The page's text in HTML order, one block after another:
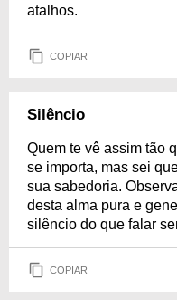
atalhos.
COPIAR
Silêncio
Quem te vê assim tão
se importa, mas sei
sua sabedoria.
desta alma pura e
silêncio do que falar
COPIAR